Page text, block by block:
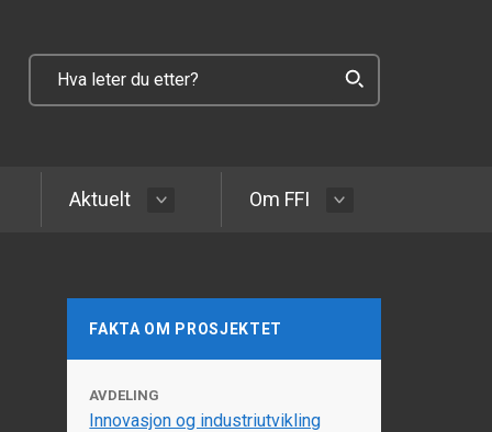
Aktuelt Om FFI
FAKTA OM PROSJEKTET
AVDELING
Innovasjon og industriutvikling